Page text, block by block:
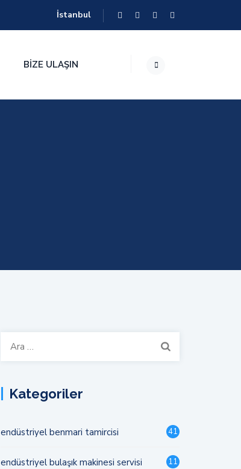
İstanbul
BIZE ULAŞIN
Arama:
Kategoriler
endüstriyel benmari tamircisi 41
endüstriyel bulaşık makinesi servisi 11